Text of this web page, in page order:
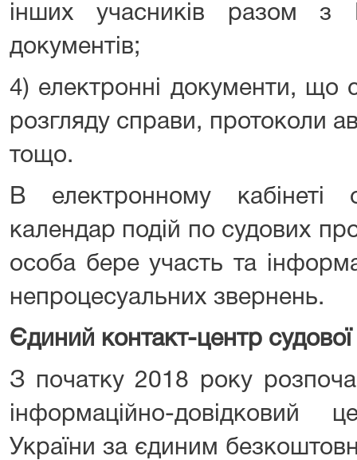
інших учасників разом
документів;
4) електронні документи, що
розгляду справи, протоколи
тощо.
В електронному кабінеті
календар подій по судових
особа бере участь та
непроцесуальних звернень.
Єдиний контакт-центр
З початку 2018 року
інформаційно-
України за єдиним